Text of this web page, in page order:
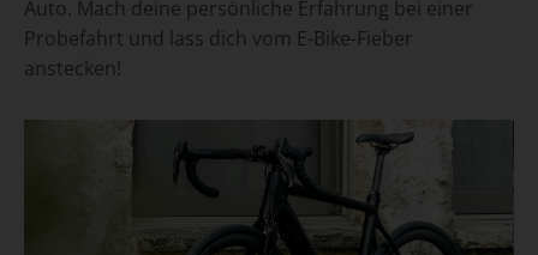
Auto. Mach deine persönliche Erfahrung bei einer
Probefahrt und lass dich vom E-Bike-Fieber
anstecken!